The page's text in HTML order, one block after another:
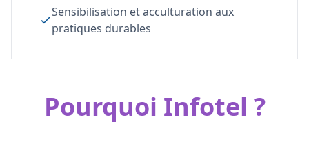
Sensibilisation et acculturation aux
pratiques durables
Pourquoi Infotel ?